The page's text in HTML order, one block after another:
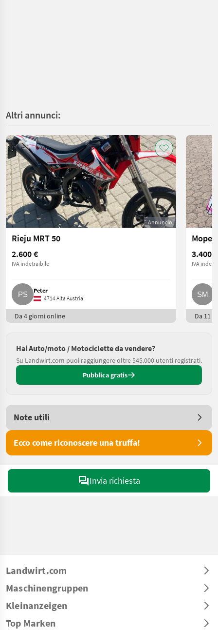
Altri annunci:
Annuncio
Rieju MRT 50
2.600 €
IVA indetraibile
Peter
4714 Alta Austria
Da 4 giorni online
3.400 €
IVA
Da 11
Hai Auto/moto / Motociclette da vendere?
Su Landwirt.com puoi raggiungere oltre 545.000 utenti registrati.
Pubblica gratis
Note utili
Ecco come riconoscere una truffa!
Invia richiesta
Landwirt.com
Maschinengruppen
Kleinanzeigen
Top Marken